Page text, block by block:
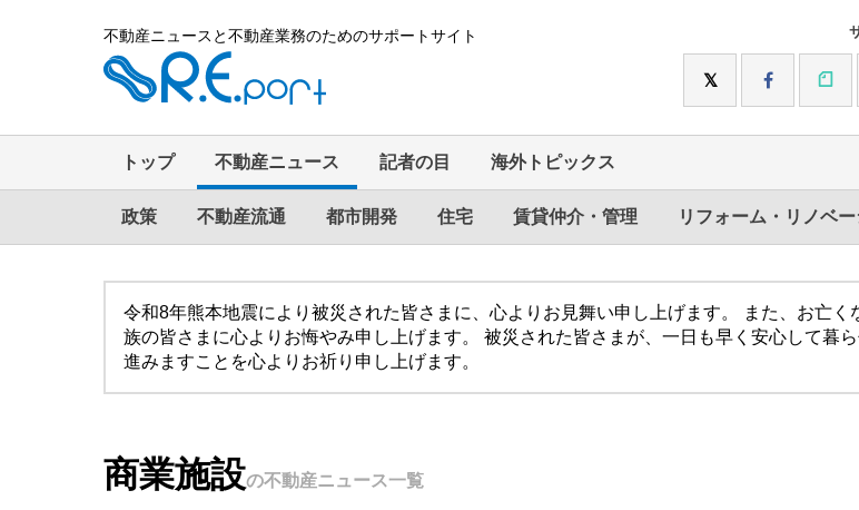
不動産ニュースと不動産業務のためのサポートサイト
トップ 不動産ニュース 記者の目 海外トピックス
政策 不動産流通 都市開発 住宅 賃貸仲介・管理 リフォーム・リノベ
令和8年熊本地震により被災された皆さまに、心よりお見舞い申し上げます。 また、お亡
族の皆さまに心よりお悔やみ申し上げます。 被災された皆さまが、一日も早く安心して暮
進みますことを心よりお祈り申し上げます。
商業施設の不動産ニュース一覧